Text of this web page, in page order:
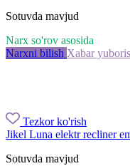
Sotuvda mavjud
Narx so'rov asosida
Narxni bilish Xabar
Tezkor ko'rish
Jikel Luna elektr recliner
Sotuvda mavjud